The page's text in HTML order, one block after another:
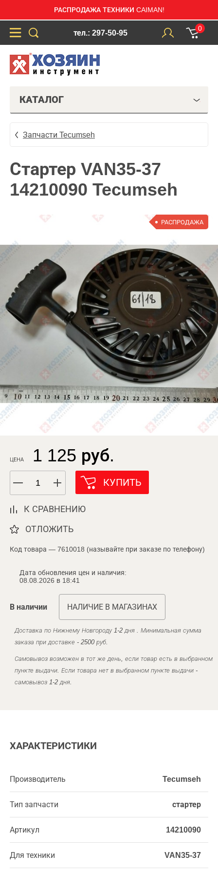
РАСПРОДАЖА ТЕХНИКИ CAIMAN!
тел.: 297-50-95
0
КАТАЛОГ
Запчасти Tecumseh
Стартер VAN35-37
14210090 Tecumseh
РАСПРОДАЖА
ЦЕНА 1 125 руб.
КУПИТЬ
К СРАВНЕНИЮ
ОТЛОЖИТЬ
Код товара — 7610018 (называйте при заказе по телефону)
Дата обновления цен и наличия:
08.08.2026 в 18:41
В наличии НАЛИЧИЕ В МАГАЗИНАХ
Доставка по Нижнему Новгороду 1-2 дня . Минимальная сумма
заказа при доставке - 2500 руб.
Самовывоз возможен в тот же день, если товар есть в выбранном
пункте выдачи. Если товара нет в выбранном пункте выдачи -
самовывоз 1-2 дня.
ХАРАКТЕРИСТИКИ
Производитель Tecumseh
Тип запчасти стартер
Артикул 14210090
Для техники VAN35-37